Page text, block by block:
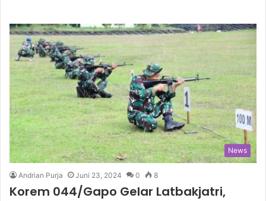
News
Andrian Purja Juni 23, 2024 0 8
Korem 044/Gapo Gelar Latbakjatri,